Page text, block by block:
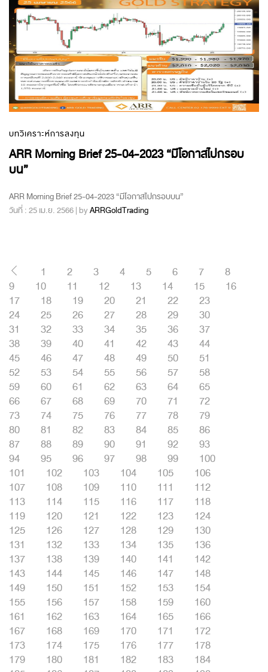
บทวิเคราะห์การลงทุน
ARR Morning Brief 25-04-2023 “มีโอกาสไปกรอบ
บน”
ARR Morning Brief 25-04-2023 “มีโอกาสไปกรอบบน”
วันที่ : 25 เม.ย. 2566 | byARRGoldTrading
1 2 3 4 5 6 7
8
9
10 11 12 13 14 15
16
17
18 19 20 21 22
23
24
25 26 27 28 29
30
31
32 33 34 35 36
37
38
39 40 41 42 43
44
45
46 47 48 49 50
51
52
53 54 55 56 57
58
59
60 61 62 63 64
65
66
67 68 69 70 71
72
73
74 75 76 77 78
79
80
81 82 83 84 85
86
87
88 89 90 91 92
93
94
95 96 97 98 99
100
101
102 103 104 105
106
107
108 109 110 111
112
113
114 115 116 117
118
119
120 121 122 123
124
125
126 127 128 129
130
131
132 133 134 135
136
137
138 139 140 141
142
143
144 145 146 147
148
149
150 151 152 153
154
155
156 157 158 159
160
161
162 163 164 165
166
167
168 169 170 171
172
173
174 175 176 177
178
179
180 181 182 183
184